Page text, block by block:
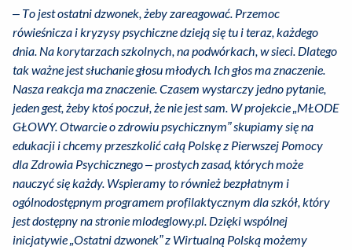
– To jest ostatni dzwonek, żeby zareagować. Przemoc
rówieśnicza i kryzysy psychiczne dzieją się tu i teraz, każdego
dnia. Na korytarzach szkolnych, na podwórkach, w sieci. Dlatego
tak ważne jest słuchanie głosu młodych. Ich głos ma znaczenie.
Nasza reakcja ma znaczenie. Czasem wystarczy jedno pytanie,
jeden gest, żeby ktoś poczuł, że nie jest sam. W projekcie „MŁODE
GŁOWY. Otwarcie o zdrowiu psychicznym” skupiamy się na
edukacji i chcemy przeszkolić całą Polskę z Pierwszej Pomocy
dla Zdrowia Psychicznego – prostych zasad, których może
nauczyć się każdy. Wspieramy to również bezpłatnym i
ogólnodostępnym programem profilaktycznym dla szkół, który
jest dostępny na stronie mlodeglowy.pl. Dzięki wspólnej
inicjatywie „Ostatni dzwonek” z Wirtualną Polską możemy